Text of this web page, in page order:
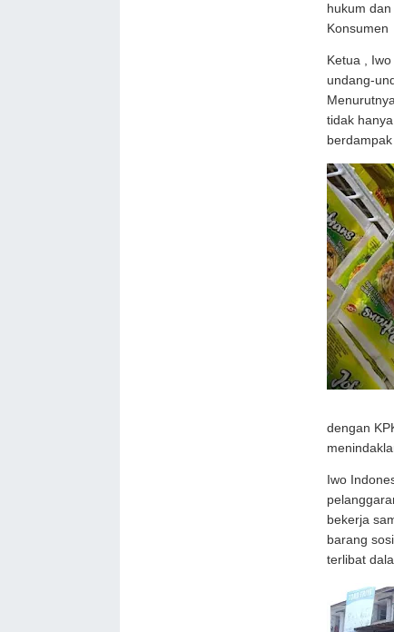
hukum
Konsumen
Ketua ,
undang-
tidak
dengan
Iwo
bekerja
barang
terlibat